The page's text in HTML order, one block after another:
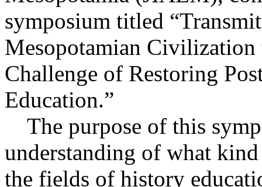
symposium titled
Mesopotamian Civilization
Challenge of Restoring
Education.”
The purpose of this
understanding of what
the fields of history